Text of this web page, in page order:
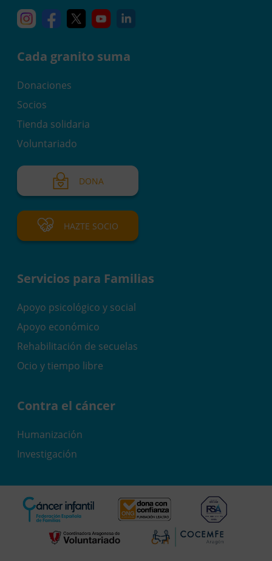
InstagramFacebook
X YouTube
Cada granito suma
Donaciones
Socios
Tienda solidaria
Voluntariado
DONA
HAZTE SOCIO
Servicios para Familias
Apoyo psicológico y social
Apoyo económico
Rehabilitación de secuelas
Ocio y tiempo libre
Contra el cáncer
Humanización
Investigación